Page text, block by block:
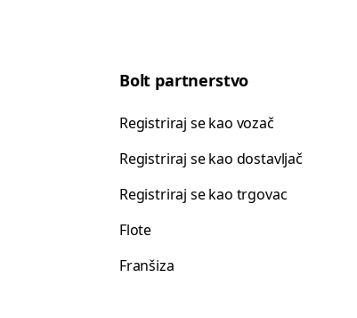
Bolt partnerstvo
Registriraj se kao vozač
Registriraj se kao dostavljač
Registriraj se kao trgovac
Flote
Franšiza